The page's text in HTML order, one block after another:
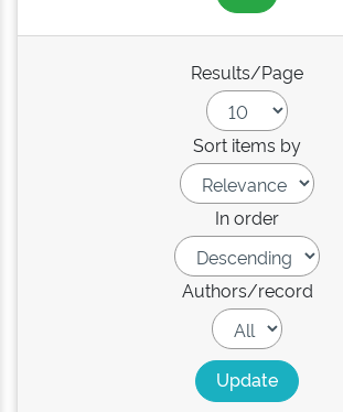
Results/Page
Sort items by
In order
Authors/record